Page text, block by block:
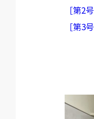
［第2
［第3